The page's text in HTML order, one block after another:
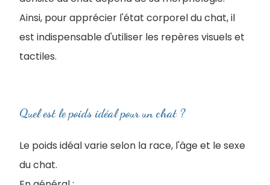
Ainsi, pour apprécier l'état corporel du chat, il
est indispensable d'utiliser les repères visuels et
tactiles.
Quel est le poids idéal pour un chat ?
Le poids idéal varie selon la race, l'âge et le sexe
du chat.